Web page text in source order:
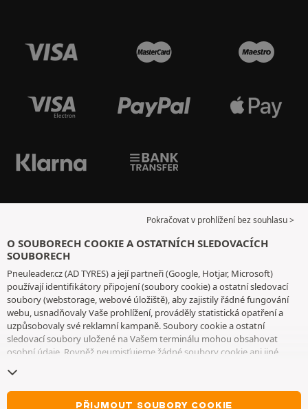
Pokračovat v prohlížení bez souhlasu >
O SOUBORECH COOKIE A OSTATNÍCH SLEDOVACÍCH
SOUBORECH
Pneuleader.cz (AD TYRES) a její partneři (Google, Hotjar, Microsoft)
používají identifikátory připojení (soubory cookie) a ostatní sledovací
soubory (webstorage, webové úložiště), aby zajistily řádné fungování
webu, usnadňovaly Vaše prohlížení, prováděly statistická opatření a
uzpůsobovaly své reklamní kampaně. Soubory cookie a ostatní
sledovací soubory uložené na Vašem terminálu mohou obsahovat
osobní údaje. Rovněž neumisťujeme žádné soubory cookie ani jiné
vyjma těch, které jsou nezbytné pro fungování webu. Vaši volbu
uchováváme po dobu 6 měsíců. Svůj souhlas můžete kdykoliv odvolat
stránce souborů cookie a ostatních sledovacích souborů
PŘIJMOUT SOUBORY COOKIE